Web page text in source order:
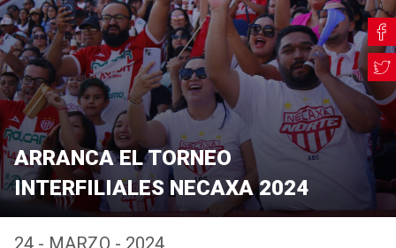
ARRANCA EL TORNEO
INTERFILIALES NECAXA 2024
24 - MARZO - 2024